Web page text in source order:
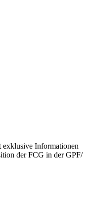
Informationen
der FCG in der GPF/